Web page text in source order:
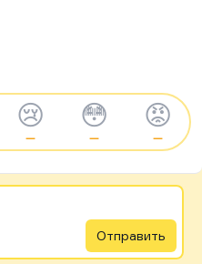
😢
—
😳
—
😡
—
Отправить